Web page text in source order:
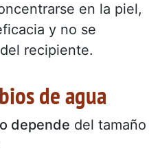
en la piel,
y no se
recipiente.
de agua
depende del tamaño